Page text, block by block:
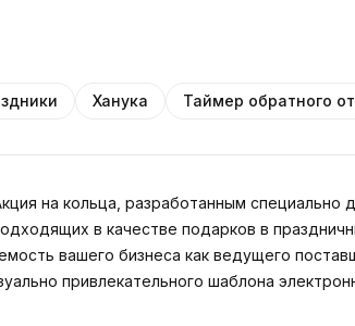
Ханука Таймер обратного
на кольца, разработанным специально
в качестве подарков в
вашего бизнеса как ведущего
привлекательного шаблона